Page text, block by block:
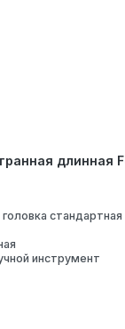
длинная
головка стандартная
инструмент